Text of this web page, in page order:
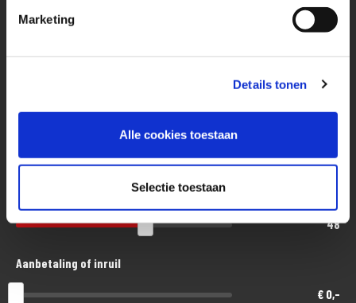
Marketing
Details tonen
Alle cookies toestaan
Selectie toestaan
Financier deze Honda
Eenvoudig, flexibel en verantwoord lenen. Het MotoPort Flexplan.
€ 10.000,-
48
Aanbetaling of inruil
€ 0,-